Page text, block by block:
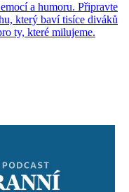
a humoru. Připravte
který baví tisíce diváků
ty, které milujeme.